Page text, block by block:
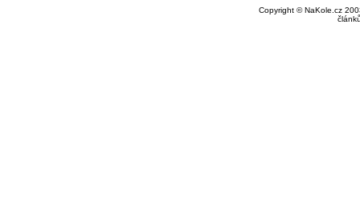
Copyright © NaKole.cz